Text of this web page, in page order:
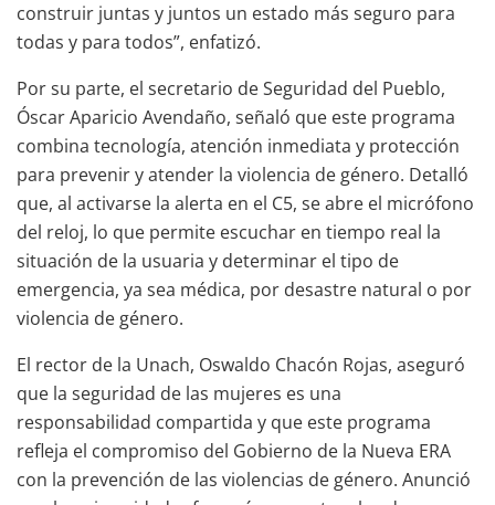
construir juntas y juntos un estado más seguro para
todas y para todos”, enfatizó.
Por su parte, el secretario de Seguridad del Pueblo,
Óscar Aparicio Avendaño, señaló que este programa
combina tecnología, atención inmediata y protección
para prevenir y atender la violencia de género. Detalló
que, al activarse la alerta en el C5, se abre el micrófono
del reloj, lo que permite escuchar en tiempo real la
situación de la usuaria y determinar el tipo de
emergencia, ya sea médica, por desastre natural o por
violencia de género.
El rector de la Unach, Oswaldo Chacón Rojas, aseguró
que la seguridad de las mujeres es una
responsabilidad compartida y que este programa
refleja el compromiso del Gobierno de la Nueva ERA
con la prevención de las violencias de género. Anunció